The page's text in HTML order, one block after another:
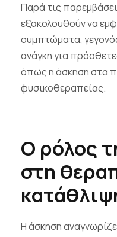
Παρά τις
εξακολουθούν να
συμπτώματα,
ανάγκη για
όπως η άσκηση στα
φυσικοθεραπείας.
Ο ρόλος
στη
Η άσκηση